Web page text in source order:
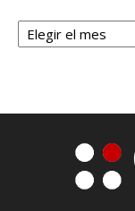
Archivos